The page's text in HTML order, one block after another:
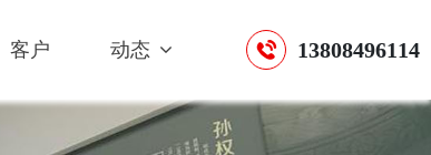
客户 动态 13808496114